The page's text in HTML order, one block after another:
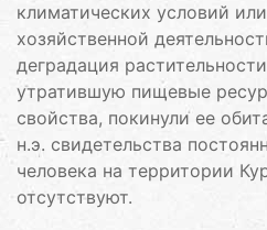
климатических условий
хозяйственной
деградация
утратившую пищевые
свойства, покинули ее
н.э. свидетельства
человека на территории
отсутствуют.